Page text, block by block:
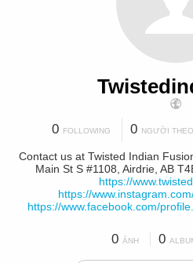
0 FOLLOWING 0 NGƯỜI
Contact us at Twisted Indian
Main St S #1108, Airdrie, AB
https://
https://
https://www.facebook.com/
0 ẢNH 0